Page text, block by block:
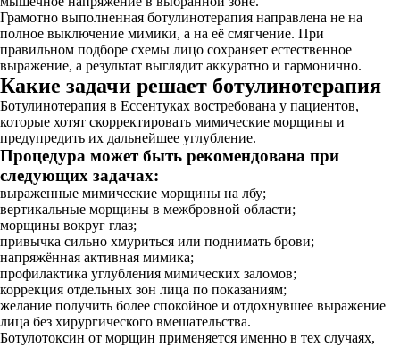
Грамотно выполненная ботулинотерапия направлена не на
полное выключение мимики, а на её смягчение. При
правильном подборе схемы лицо сохраняет естественное
выражение, а результат выглядит аккуратно и гармонично.
Какие задачи решает ботулинотерапия
Ботулинотерапия в Ессентуках востребована у пациентов,
которые хотят скорректировать мимические морщины и
предупредить их дальнейшее углубление.
Процедура может быть рекомендована при
следующих задачах:
выраженные мимические морщины на лбу;
вертикальные морщины в межбровной области;
морщины вокруг глаз;
привычка сильно хмуриться или поднимать брови;
напряжённая активная мимика;
профилактика углубления мимических заломов;
коррекция отдельных зон лица по показаниям;
желание получить более спокойное и отдохнувшее выражение
лица без хирургического вмешательства.
Ботулотоксин от морщин применяется именно в тех случаях,